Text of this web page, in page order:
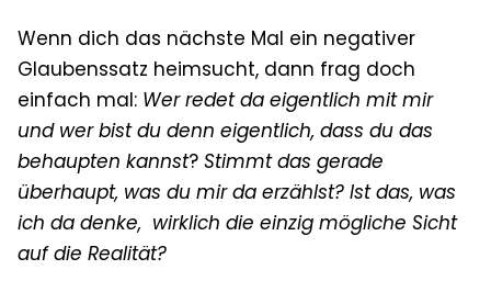
Wenn dich das nächste Mal ein negativer
Glaubenssatz heimsucht, dann frag doch
einfach mal: Wer redet da eigentlich mit mir
und wer bist du denn eigentlich, dass du das
behaupten kannst? Stimmt das gerade
überhaupt, was du mir da erzählst? Ist das, was
ich da denke, wirklich die einzig mögliche Sicht
auf die Realität?